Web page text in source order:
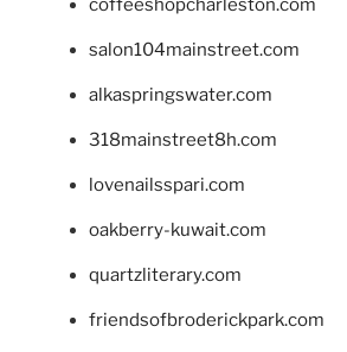
coffeeshopcharleston.com
salon104mainstreet.com
alkaspringswater.com
318mainstreet8h.com
lovenailsspari.com
oakberry-kuwait.com
quartzliterary.com
friendsofbroderickpark.com